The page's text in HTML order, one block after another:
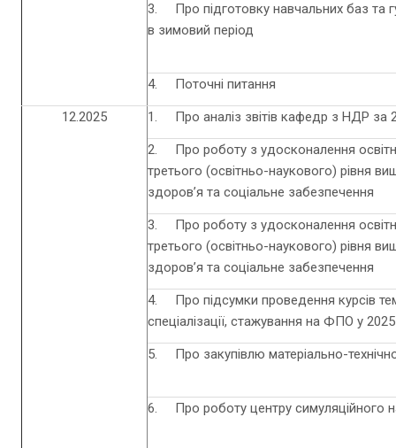
3. Про підготовку навчальних баз та
в зимовий період
4. Поточні питання
12.2025 1. Про аналіз звітів кафедр з НДР за
2. Про роботу з удосконалення
третього (освітньо-наукового) рівня
здоров’я та соціальне забезпечення
3. Про роботу з удосконалення
третього (освітньо-наукового) рівня
здоров’я та соціальне забезпечення
4. Про підсумки проведення курсів
спеціалізації, стажування на ФПО у
5. Про закупівлю матеріально-
6. Про роботу центру симуляційного